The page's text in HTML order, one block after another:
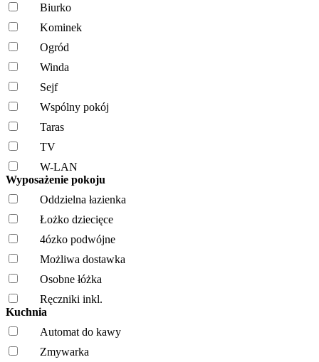
Biurko
Kominek
Ogród
Winda
Sejf
Wspólny pokój
Taras
TV
W-LAN
Wyposażenie pokoju
Oddzielna łazienka
Łożko dziecięce
4ózko podwójne
Możliwa dostawka
Osobne łóżka
Ręczniki inkl.
Kuchnia
Automat do kawy
Zmywarka